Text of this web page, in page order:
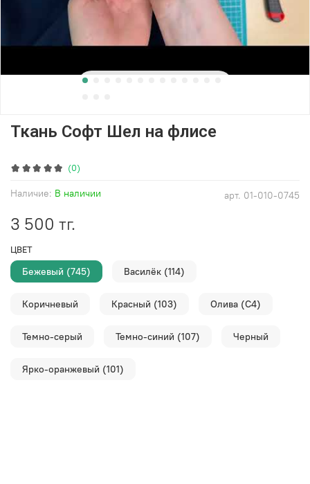
(0)
арт. 01-010-0745
Наличие: В наличии
Ткань Софт Шел на флисе
3 500 тг.
ЦВЕТ
Бежевый (745) Василёк (114)
Коричневый Красный (103) Олива (С4)
Темно-серый Темно-синий (107) Черный
Ярко-оранжевый (101)